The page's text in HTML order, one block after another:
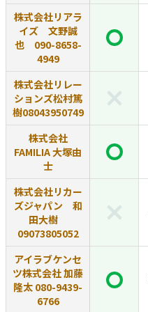
株式会社リアラ
イズ 文野誠
也 090-8658-
4949
株式会社リレー
ションズ松村篤
樹08043950749
株式会社
FAMILIA 大塚由
士
株式会社リカー
ズジャパン 和
田大樹
09073805052
アイラブケンセ
ツ株式会社 加藤
隆太 080-9439-
6766